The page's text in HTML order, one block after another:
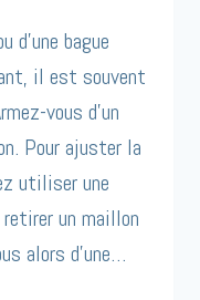
d’une bague
il est souvent
vous d’un
Pour ajuster la
utiliser une
un maillon
alors d’une…